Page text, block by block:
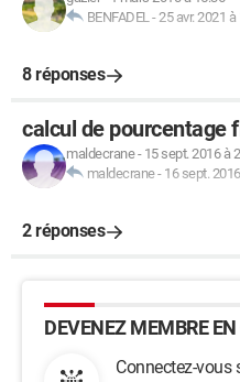
BENFADEL-25 avr. 2021 à
8 réponses
calcul de pourcentage
maldecrane- 15 sept. 2016 à
maldecrane- 16 sept.
2 réponses
DEVENEZ MEMBRE
Connectez-vous